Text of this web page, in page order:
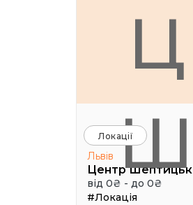
Ц
Ш
Локації
Львів
від 0₴ - до 0₴
#Локація